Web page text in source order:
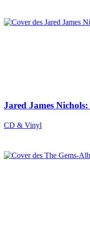
Jared James
CD & Vinyl